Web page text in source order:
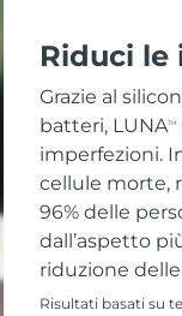
Riduci le
Grazie al
batteri, LUNATM
imperfezioni.
cellule morte,
96% delle
dall’aspetto
riduzione
Risultati basati su